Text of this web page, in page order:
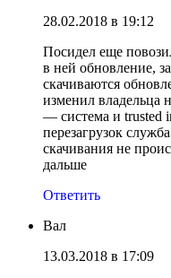
28.02.2018 в 19:12
Посидел еще
в ней обновление,
скачиваются
изменил владельца
— система и trusted
перезагрузок
скачивания не
дальше
Ответить
Вал
13.03.2018 в 17:09